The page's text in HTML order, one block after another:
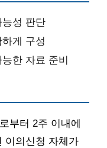
성 판단
게 구성
한 자료 준비
부터 2주 이내에
이의신청 자체가